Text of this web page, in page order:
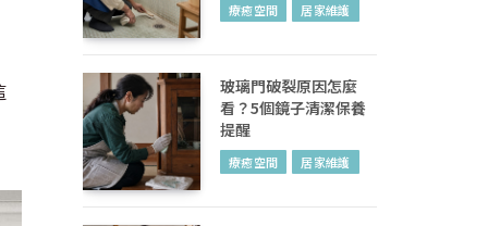
療癒空間 居家維護
玻璃門破裂原因怎麼
看？5個鏡子清潔保養
提醒
療癒空間 居家維護